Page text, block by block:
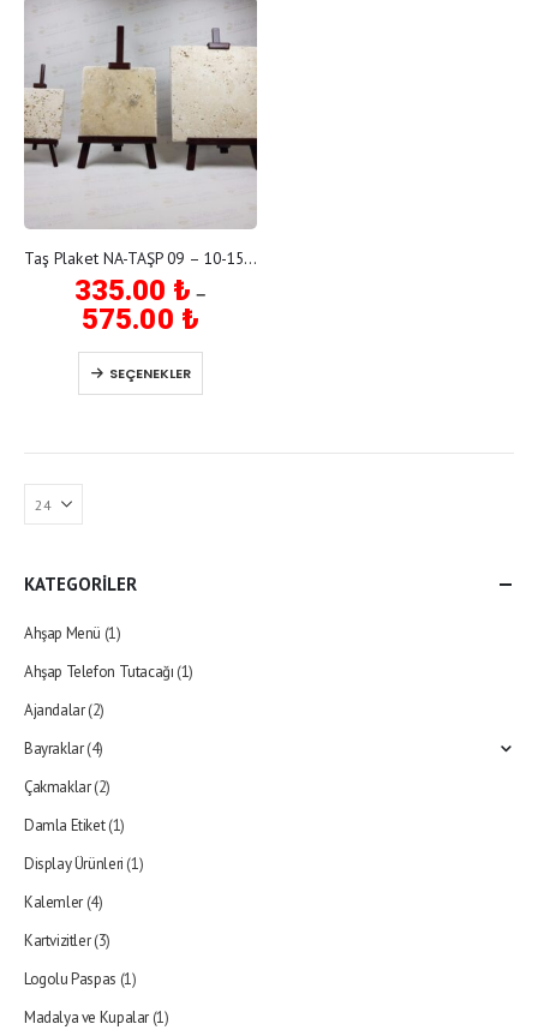
ürünün
birden
fazla
varyasyonu
var.
Seçenekler
seçilebilir
Taş Plaket NA-TAŞP 09 – 10-15-20 cm
335.00 ₺ –
575.00 ₺Fiyat
aralığı:
335.00 ₺
575.00 ₺
SEÇENEKLER
varyasyonu
KATEGORİLER
Ahşap Menü (1)
Ahşap Telefon Tutacağı (1)
Ajandalar (2)
Bayraklar (4)
Çakmaklar (2)
Damla Etiket (1)
Display Ürünleri (1)
Kalemler (4)
Kartvizitler (3)
Logolu Paspas (1)
Madalya ve Kupalar (1)